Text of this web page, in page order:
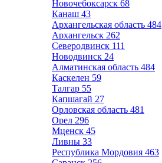
Новочебоксарск 68
Канаш 43
Архангельская область 484
Архангельск 262
Северодвинск 111
Новодвинск 24
Алматинская область 484
Каскелен 59
Талгар 55
Капшагай 27
Орловская область 481
Орел 296
Мценск 45
Ливны 33
Республика Мордовия 463